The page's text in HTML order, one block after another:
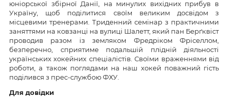
юніорської збірної Данії, на минулих вихідних прибув в
Україну, щоб поділитися своїм великим досвідом з
місцевими тренерами. Триденний семінар з практичними
заняттями на ковзанці на вулиці Шалетт, який пан Берґквіст
проводив разом із земляком Фредріком Фріселлом,
безперечно, сприятиме подальшій плідній діяльності
українських хокейних спеціалістів. Своїми враженнями від
роботи, а також поглядами на наш хокей поважний гість
поділився з прес-службою ФХУ.
Для довідки